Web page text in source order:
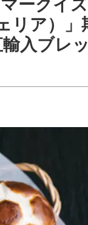
ークイ
リア）
入ブレ